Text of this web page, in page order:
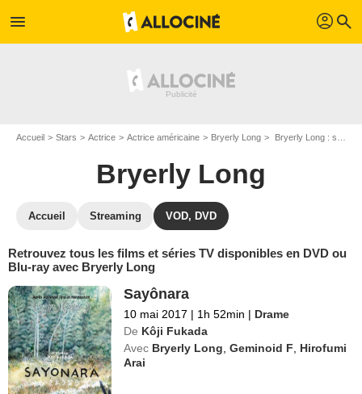
menu profil search
Accueil Stars Actrice Actrice américaine Bryerly Long Bryerly Long : ses Blu-Ray, DVD, VOD, SVOD
Bryerly Long
Accueil Streaming VOD, DVD
Retrouvez tous les films et séries TV disponibles en DVD ou
Blu-ray avec Bryerly Long
Sayônara
10 mai 2017 | 1h 52min | Drame
De Kôji Fukada
Avec Bryerly Long ,Geminoid F
Hirofumi
Arai